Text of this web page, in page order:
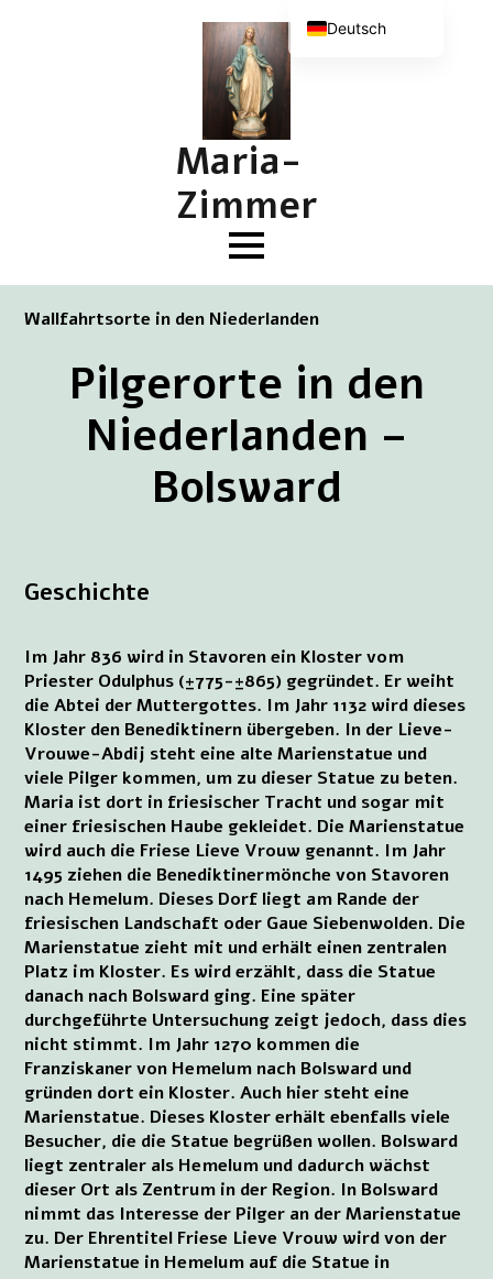
Maria-
Zimmer
Wallfahrtsorte in den Niederlanden
Pilgerorte in den
Niederlanden –
Bolsward
Geschichte
Im Jahr 836 wird in Stavoren ein Kloster vom
Priester Odulphus (±775-±865) gegründet. Er weiht
die Abtei der Muttergottes. Im Jahr 1132 wird dieses
Kloster den Benediktinern übergeben. In der Lieve-
Vrouwe-Abdij steht eine alte Marienstatue und
viele Pilger kommen, um zu dieser Statue zu beten.
Maria ist dort in friesischer Tracht und sogar mit
einer friesischen Haube gekleidet. Die Marienstatue
wird auch die Friese Lieve Vrouw genannt. Im Jahr
1495 ziehen die Benediktinermönche von Stavoren
nach Hemelum. Dieses Dorf liegt am Rande der
friesischen Landschaft oder Gaue Siebenwolden. Die
Marienstatue zieht mit und erhält einen zentralen
Platz im Kloster. Es wird erzählt, dass die Statue
danach nach Bolsward ging. Eine später
durchgeführte Untersuchung zeigt jedoch, dass dies
nicht stimmt. Im Jahr 1270 kommen die
Franziskaner von Hemelum nach Bolsward und
gründen dort ein Kloster. Auch hier steht eine
Marienstatue. Dieses Kloster erhält ebenfalls viele
Besucher, die die Statue begrüßen wollen. Bolsward
liegt zentraler als Hemelum und dadurch wächst
dieser Ort als Zentrum in der Region. In Bolsward
nimmt das Interesse der Pilger an der Marienstatue
zu. Der Ehrentitel Friese Lieve Vrouw wird von der
Marienstatue in Hemelum auf die Statue in
Deutsch